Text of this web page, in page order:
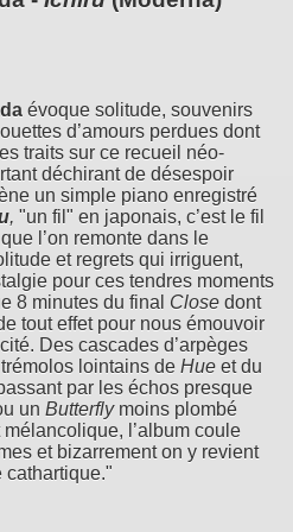
évoque solitude, souvenirs
d’amours perdues dont
traits sur ce recueil néo-
déchirant de désespoir
un simple piano enregistré
, "un fil" en japonais, c’est le fil
l’on remonte dans le
et regrets qui irriguent,
pour ces tendres moments
8 minutes du final Close dont
tout effet pour nous émouvoir
Des cascades d’arpèges
lointains de Hue et du
par les échos presque
un Butterflymoins plombé
l’album coule
et bizarrement on y revient
cathartique."